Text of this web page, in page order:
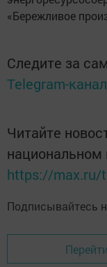
«Бережливое
Следите за
Telegram-
Читайте
https://max.ru/
Подписывайтесь